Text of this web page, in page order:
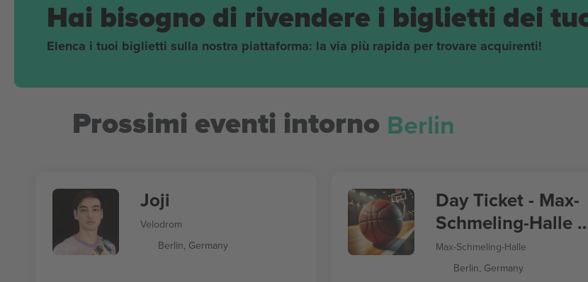
Hai bisogno di rivendere i biglietti dei
Elenca i tuoi biglietti sulla nostra piattaforma: la via più rapida per trovare acquirenti!
Prossimi eventi intorno Berlin
Joji
Velodrom
Berlin, Germany
Day Ticket - Max-
Schmeling-Halle -
Women’s
Basketball World
Max-Schmeling-Halle
Berlin, Germany